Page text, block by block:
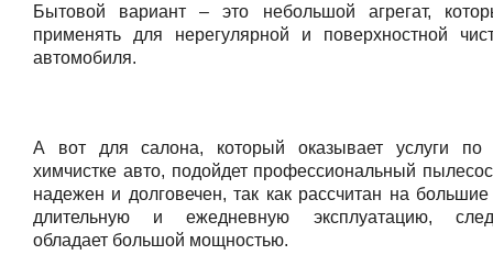
Бытовой вариант – это небольшой агрегат,
применять для нерегулярной и поверхностной
автомобиля.
А вот для салона, который оказывает услуги
химчистке авто, подойдет профессиональный
надежен и долговечен, так как рассчитан на большие
длительную и ежедневную эксплуатацию,
обладает большой мощностью.